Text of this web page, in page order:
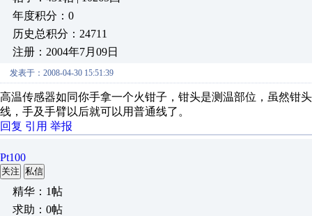
年度积分：0
历史总积分：24711
注册：2004年7月09日
发表于：2008-04-30 15:51:39
高温传感器如同你手拿一个火钳子，钳头是测温部位，虽然钳
线，手及手臂以后就可以用普通线了。
回复 引用 举报
Pt100
关注 私信
精华：1帖
求助：0帖